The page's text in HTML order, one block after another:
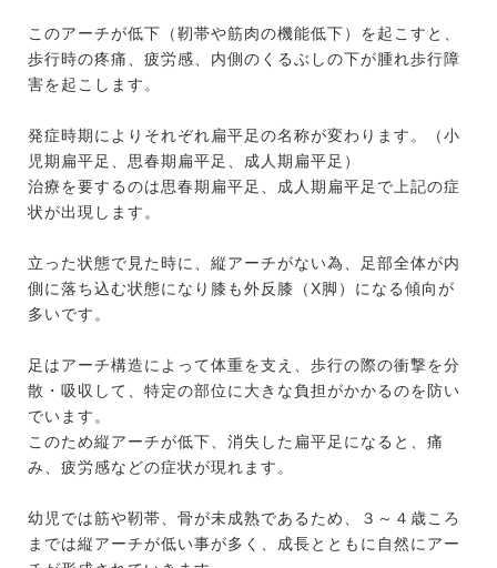
このアーチが低下（靭帯や筋肉の機能低下）を起こすと、
歩行時の疼痛、疲労感、内側のくるぶしの下が腫れ歩行障
害を起こします。
発症時期によりそれぞれ扁平足の名称が変わります。（小
児期扁平足、思春期扁平足、成人期扁平足）
治療を要するのは思春期扁平足、成人期扁平足で上記の症
状が出現します。
立った状態で見た時に、縦アーチがない為、足部全体が内
側に落ち込む状態になり膝も外反膝（X脚）になる傾向が
多いです。
足はアーチ構造によって体重を支え、歩行の際の衝撃を分
散・吸収して、特定の部位に大きな負担がかかるのを防い
でいます。
このため縦アーチが低下、消失した扁平足になると、痛
み、疲労感などの症状が現れます。
幼児では筋や靭帯、骨が未成熟であるため、３～４歳ころ
までは縦アーチが低い事が多く、成長とともに自然にアー